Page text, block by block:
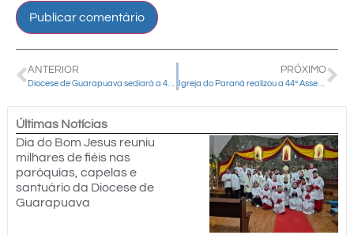
ANTERIOR PRÓXIMO
Igreja do Paraná realizou a 44ª Assembleia do Povo de Deus
Últimas Notícias
Dia do Bom Jesus reuniu
milhares de fiéis nas
paróquias, capelas e
santuário da Diocese de
Guarapuava